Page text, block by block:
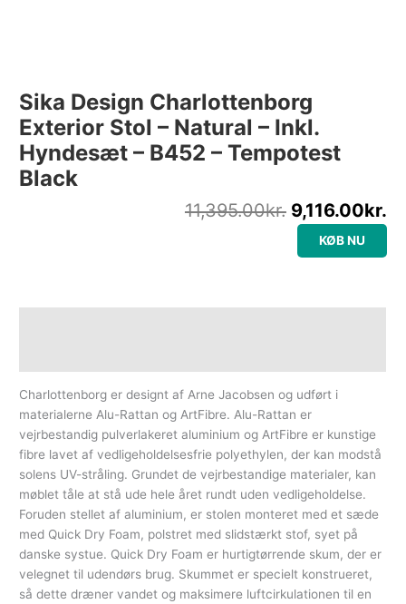
Sika Design Charlottenborg
Exterior Stol – Natural – Inkl.
Hyndesæt – B452 – Tempotest
Black
11,395.00kr. 9,116.00kr.
KØB NU
Charlottenborg er designt af Arne Jacobsen og udført i
materialerne Alu-Rattan og ArtFibre. Alu-Rattan er
vejrbestandig pulverlakeret aluminium og ArtFibre er kunstige
fibre lavet af vedligeholdelsesfrie polyethylen, der kan modstå
solens UV-stråling. Grundet de vejrbestandige materialer, kan
møblet tåle at stå ude hele året rundt uden vedligeholdelse.
Foruden stellet af aluminium, er stolen monteret med et sæde
med Quick Dry Foam, polstret med slidstærkt stof, syet på
danske systue. Quick Dry Foam er hurtigtørrende skum, der er
velegnet til udendørs brug. Skummet er specielt konstrueret,
så dette dræner vandet og maksimere luftcirkulationen til en